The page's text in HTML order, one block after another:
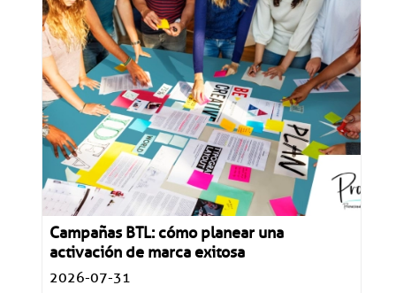
Campañas BTL: cómo planear una
activación de marca exitosa
2026-07-31